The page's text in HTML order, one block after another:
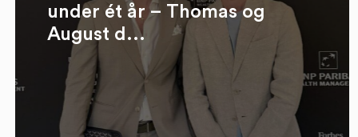
under ét år – Thomas og
August d...